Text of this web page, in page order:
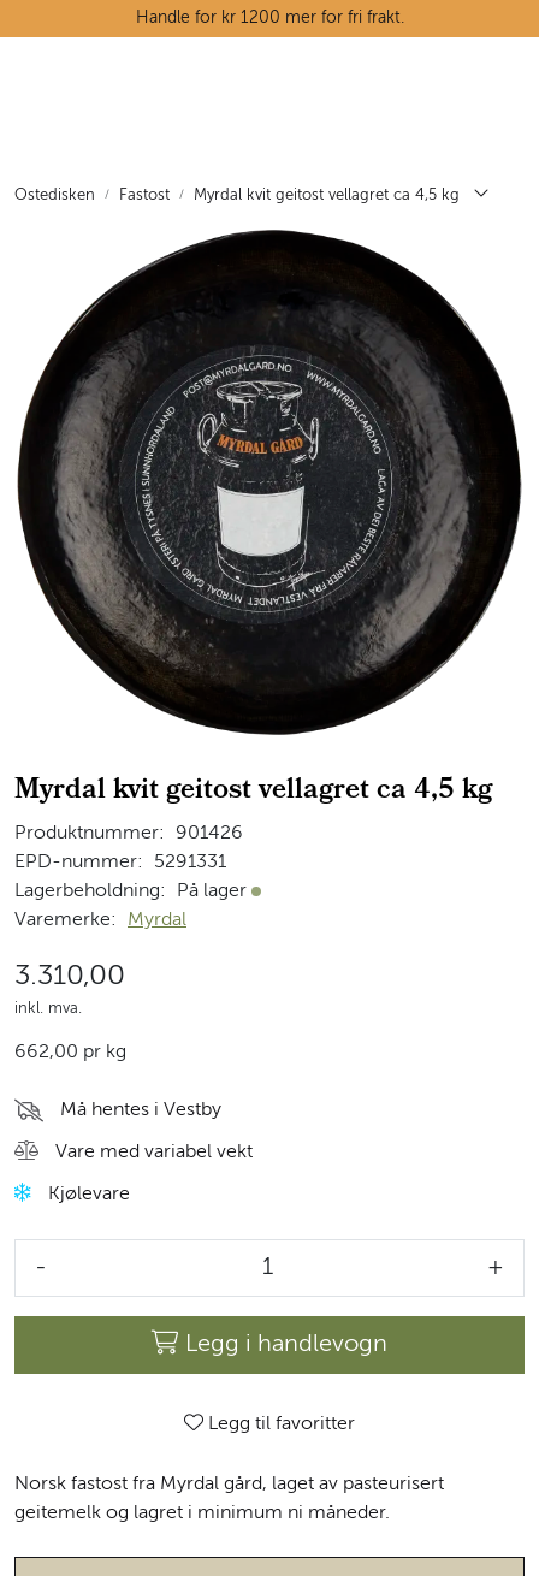
Skip to main contentHandle for kr 1200 mer for fri frakt.
Ostedisken Fastost Myrdal kvit geitost vellagret ca 4,5 kg
Myrdal kvit geitost vellagret ca 4,5 kg
Produktnummer:
901426
EPD-nummer:
5291331
Lagerbeholdning:
På lager På lager
Varemerke: Myrdal
3.310,00
inkl. mva.
662,00 pr kg
Må hentes i Vestby
Vare med variabel vekt
Kjølevare
- +
Legg i handlevogn
Legg til favoritter
Norsk fastost fra Myrdal gård, laget av pasteurisert
geitemelk og lagret i minimum ni måneder.
Grøntavdelingen
Oppskrifter
Kunnskapshjørnet